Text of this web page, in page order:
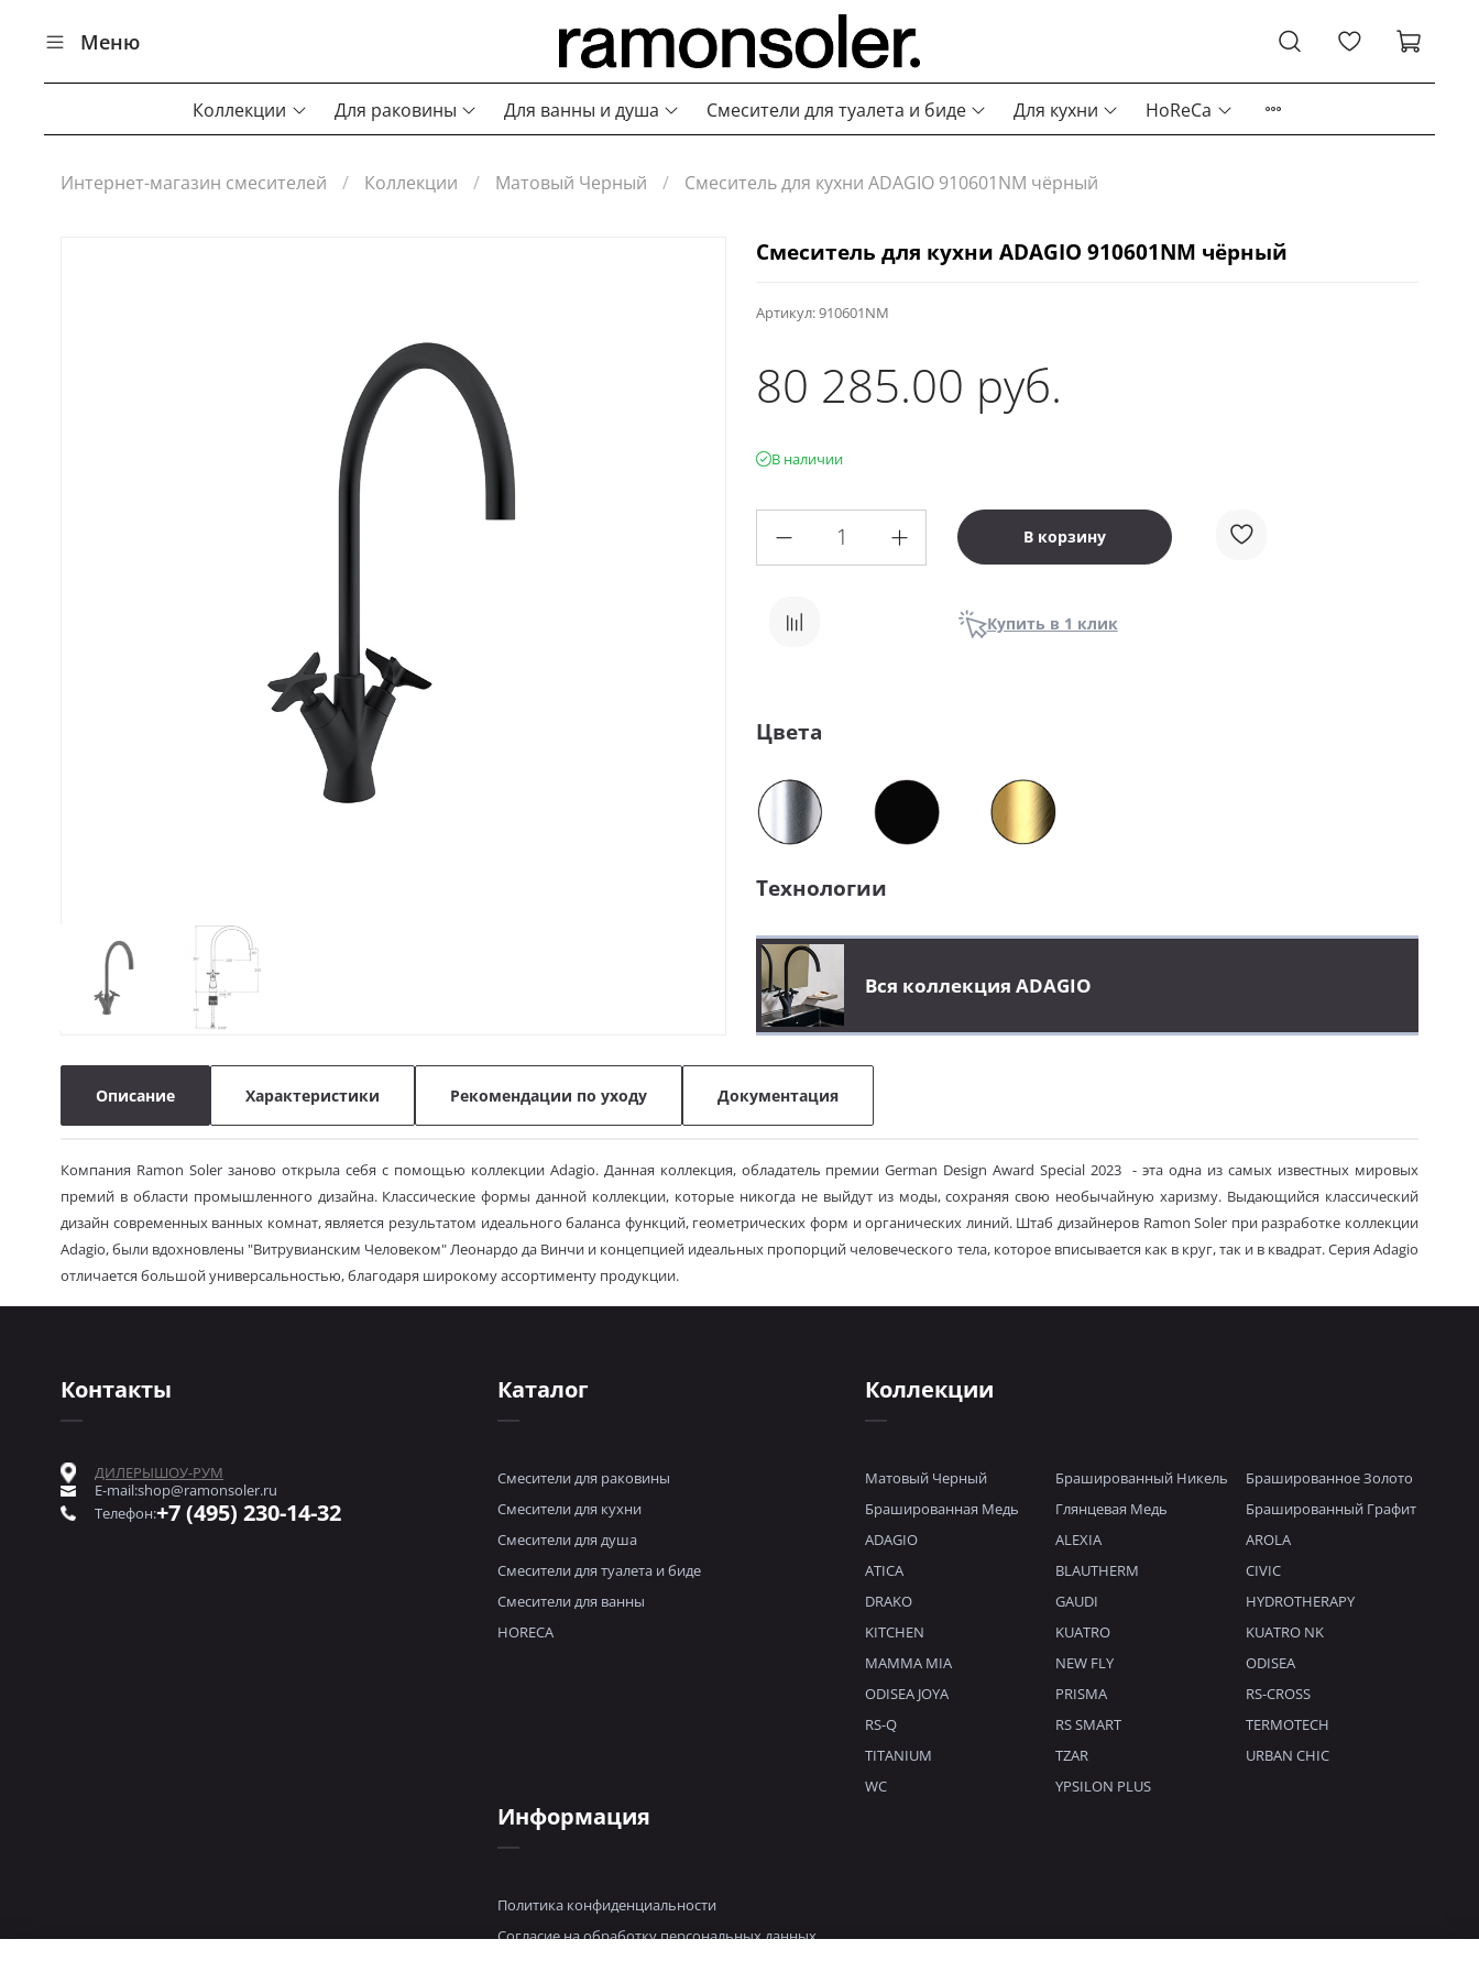
Меню
Коллекции Для раковины Для ванны и душа Смесители для туалета и биде Для кухни HoReCa
Интернет-магазин смесителей Коллекции Матовый Черный Смеситель для кухни ADAGIO 910601NM чёрный
Артикул:910601NM
В наличии
Смеситель для кухни ADAGIO 910601NM чёрный
80 285.00 руб.
В корзину
Купить в 1 клик
Цвета
Технологии
Вся коллекция ADAGIO
Описание Характеристики Рекомендации по уходу Документация
Компания Ramon Soler заново открыла себя с помощью коллекции Adagio. Данная коллекция, обладатель премии German Design Award Special 2023 - эта одна из самых известных мировых
премий в области промышленного дизайна. Классические формы данной коллекции, которые никогда не выйдут из моды, сохраняя свою необычайную харизму. Выдающийся классический
дизайн современных ванных комнат, является результатом идеального баланса функций, геометрических форм и органических линий. Штаб дизайнеров Ramon Soler при разработке коллекции
Adagio, были вдохновлены "Витрувианским Человеком" Леонардо да Винчи и концепцией идеальных пропорций человеческого тела, которое вписывается как в круг, так и в квадрат. Серия Adagio
отличается большой универсальностью, благодаря широкому ассортименту продукции.
Каталог
Смесители для раковины
Смесители для кухни
Смесители для душа
Смесители для туалета и биде
Смесители для ванны
HORECA
Коллекции
Матовый Черный Брашированный Никель
Брашированное Золото
Брашированная Медь
Глянцевая Медь
Брашированный Графит
ADAGIO
ALEXIA
AROLA
ATICA
BLAUTHERM
CIVIC
DRAKO
GAUDI
HYDROTHERAPY
KITCHEN
KUATRO
KUATRO NK
MAMMA MIA
NEW FLY
ODISEA
ODISEA JOYA
PRISMA
RS-CROSS
RS-Q
RS SMART
TERMOTECH
TITANIUM
TZAR
URBAN CHIC
WC
YPSILON PLUS
Информация
Политика конфиденциальности
Согласие на обработку персональных данных
Контакты
ДИЛЕРЫШОУ-РУМ
E-mail:shop@ramonsoler.ru
Телефон:+7 (495) 230-14-32